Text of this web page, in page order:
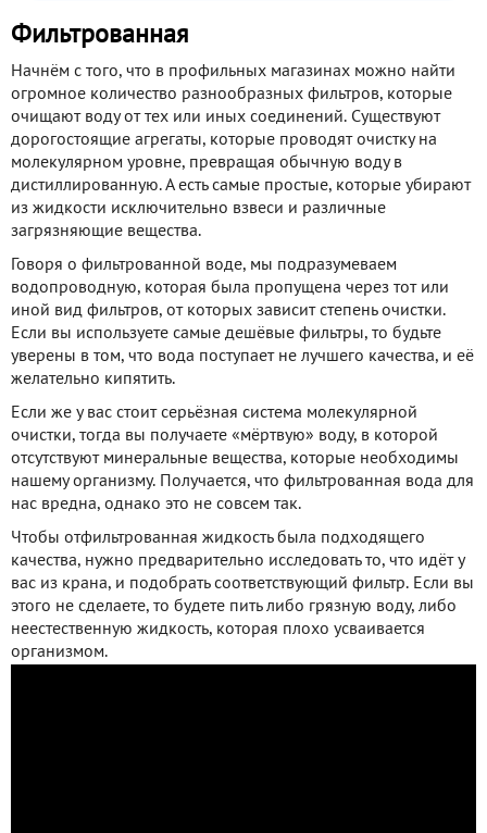
Фильтрованная
Начнём с того, что в профильных магазинах можно найти
огромное количество разнообразных фильтров, которые
очищают воду от тех или иных соединений. Существуют
дорогостоящие агрегаты, которые проводят очистку на
молекулярном уровне, превращая обычную воду в
дистиллированную. А есть самые простые, которые убирают
из жидкости исключительно взвеси и различные
загрязняющие вещества.
Говоря о фильтрованной воде, мы подразумеваем
водопроводную, которая была пропущена через тот или
иной вид фильтров, от которых зависит степень очистки.
Если вы используете самые дешёвые фильтры, то будьте
уверены в том, что вода поступает не лучшего качества, и её
желательно кипятить.
Если же у вас стоит серьёзная система молекулярной
очистки, тогда вы получаете «мёртвую» воду, в которой
отсутствуют минеральные вещества, которые необходимы
нашему организму. Получается, что фильтрованная вода для
нас вредна, однако это не совсем так.
Чтобы отфильтрованная жидкость была подходящего
качества, нужно предварительно исследовать то, что идёт у
вас из крана, и подобрать соответствующий фильтр. Если вы
этого не сделаете, то будете пить либо грязную воду, либо
неестественную жидкость, которая плохо усваивается
организмом.